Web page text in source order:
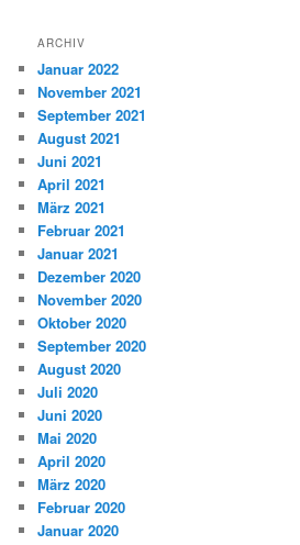
ARCHIV
Januar 2022
November 2021
September 2021
August 2021
Juni 2021
April 2021
März 2021
Februar 2021
Januar 2021
Dezember 2020
November 2020
Oktober 2020
September 2020
August 2020
Juli 2020
Juni 2020
Mai 2020
April 2020
März 2020
Februar 2020
Januar 2020